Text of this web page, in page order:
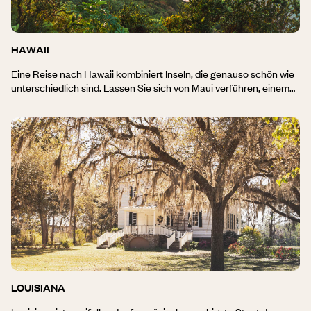
Leuchtturm, den bunten Holzhäusern und dem Hemingway-Haus
den liebenswertesten Charakter besitzt.
HAWAII
Eine Reise nach Hawaii kombiniert Inseln, die genauso schön wie
unterschiedlich sind. Lassen Sie sich von Maui verführen, einem
Wasser. Entdecken Sie Oahu, die berühmteste der hawaiischen
Inseln. Surfer kommen am Waikiki Beach in Honolulu auf ihre
Kosten, bevor es zum Kailua Beach geht, einem der schönsten
Strände der Welt. Geschichtsinteressierte werden die
Kriegsrelikte von Pearl Harbour zu schätzen wissen. Zu Hawaii
gehört auch Big Island, die wilde und vulkanische Insel, die zu
grossartigen Wanderungen einlädt. Kauai ist mit dem Waimea
Canyon, dem kristallklaren Sand und den Tauchplätzen die
filmreifste Insel. Entdecken Sie den «Aloha»-Geist der Hawaiianer
und lassen Sie sich von ihrem Lebensweg, ihrer Kultur, ihrer
Lebensart und ihrer immer herzlichen Gastfreundschaft
berühren. A hui hou!
LOUISIANA